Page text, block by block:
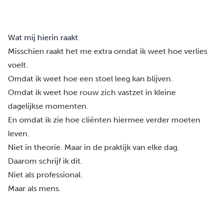
Wat mij hierin raakt
Misschien raakt het me extra omdat ik weet hoe verlies
voelt.
Omdat ik weet hoe een stoel leeg kan blijven.
Omdat ik weet hoe rouw zich vastzet in kleine
dagelijkse momenten.
En omdat ik zie hoe cliënten hiermee verder moeten
leven.
Niet in theorie. Maar in de praktijk van elke dag.
Daarom schrijf ik dit.
Niet als professional.
Maar als mens.